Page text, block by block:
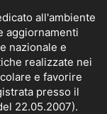
all'ambiente
aggiornamenti
nazionale e
realizzate nei
e favorire
presso il
22.05.2007).